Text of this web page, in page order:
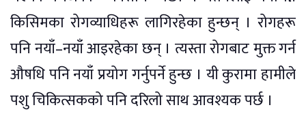
किसिमका रोगव्याधिहरू लागिरहेका हुन्छन् । रोगहरू
पनि नयाँ–नयाँ आइरहेका छन् । त्यस्ता रोगबाट मुक्त गर्न
औषधि पनि नयाँ प्रयोग गर्नुपर्ने हुन्छ । यी कुरामा हामीले
पशु चिकित्सकको पनि दरिलो साथ आवश्यक पर्छ ।